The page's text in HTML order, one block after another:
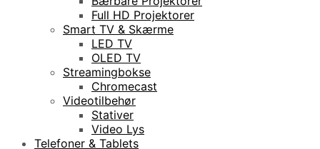
Full HD Projektorer
Smart TV & Skærme
LED TV
OLED TV
Streamingbokse
Chromecast
Videotilbehør
Stativer
Video Lys
Telefoner & Tablets